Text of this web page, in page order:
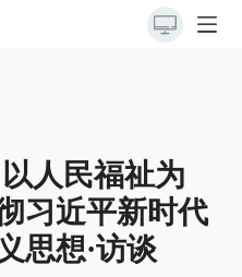
人民福祉为
习近平新时代
思想·访谈